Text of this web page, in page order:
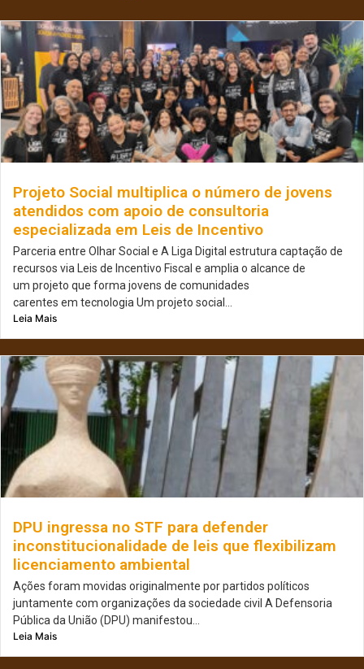
Projeto Social multiplica o número de jovens
atendidos com apoio de consultoria
especializada em Leis de Incentivo
Parceria entre Olhar Social e A Liga Digital estrutura captação de
recursos via Leis de Incentivo Fiscal e amplia o alcance de
um projeto que forma jovens de comunidades
carentes em tecnologia Um projeto social...
Leia Mais
DPU ingressa no STF para defender
inconstitucionalidade de leis que flexibilizam
licenciamento ambiental
Ações foram movidas originalmente por partidos políticos
juntamente com organizações da sociedade civil A Defensoria
Pública da União (DPU) manifestou...
Leia Mais